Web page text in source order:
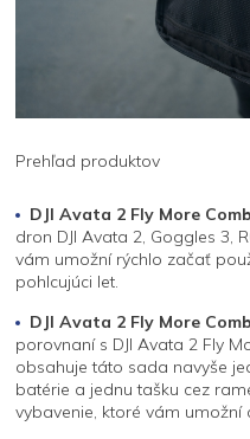
Prehľad produktov
DJI Avata 2 Fly More
dron DJI Avata 2, Goggles 3,
vám umožní rýchlo začať
pohlcujúci let.
DJI Avata 2 Fly More
porovnaní s DJI Avata 2 Fly
obsahuje táto sada navyše
batérie a jednu tašku cez
vybavenie, ktoré vám